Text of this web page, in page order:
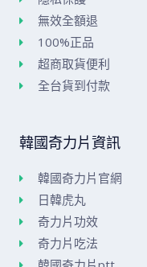
無效全額退
100%正品
超商取貨便利
全台貨到付款
韓國奇力片資訊
韓國奇力片官網
日韓虎丸
奇力片功效
奇力片吃法